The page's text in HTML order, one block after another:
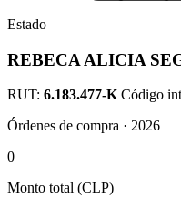
Estado
REBECA ALICIA
RUT: 6.183.477-K Código
Órdenes de compra · 2026
0
Monto total (CLP)